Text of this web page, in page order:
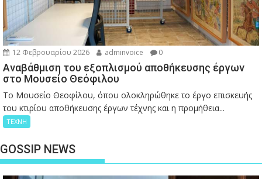
12 Φεβρουαρίου 2026 adminvoice 0
Αναβάθμιση του εξοπλισμού αποθήκευσης έργων
στο Μουσείο Θεόφιλου
Το Μουσείο Θεοφίλου, όπου ολοκληρώθηκε το έργο επισκευής
του κτιρίου αποθήκευσης έργων τέχνης και η προμήθεια...
ΤΕΧΝΗ
GOSSIP NEWS